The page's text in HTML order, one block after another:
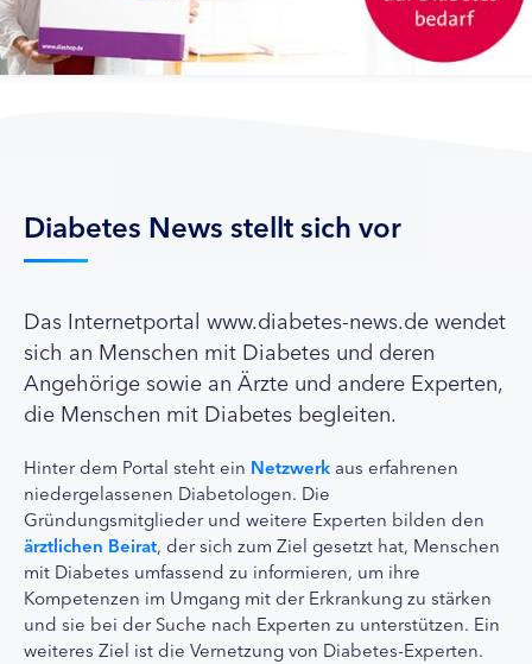
Diabetes News stellt sich vor
Das Internetportal www.diabetes-news.de wendet
sich an Menschen mit Diabetes und deren
Angehörige sowie an Ärzte und andere Experten,
die Menschen mit Diabetes begleiten.
Hinter dem Portal steht ein Netzwerk aus erfahrenen
niedergelassenen Diabetologen. Die
Gründungsmitglieder und weitere Experten bilden den
ärztlichen Beirat, der sich zum Ziel gesetzt hat, Menschen
mit Diabetes umfassend zu informieren, um ihre
Kompetenzen im Umgang mit der Erkrankung zu stärken
und sie bei der Suche nach Experten zu unterstützen. Ein
weiteres Ziel ist die Vernetzung von Diabetes-Experten.